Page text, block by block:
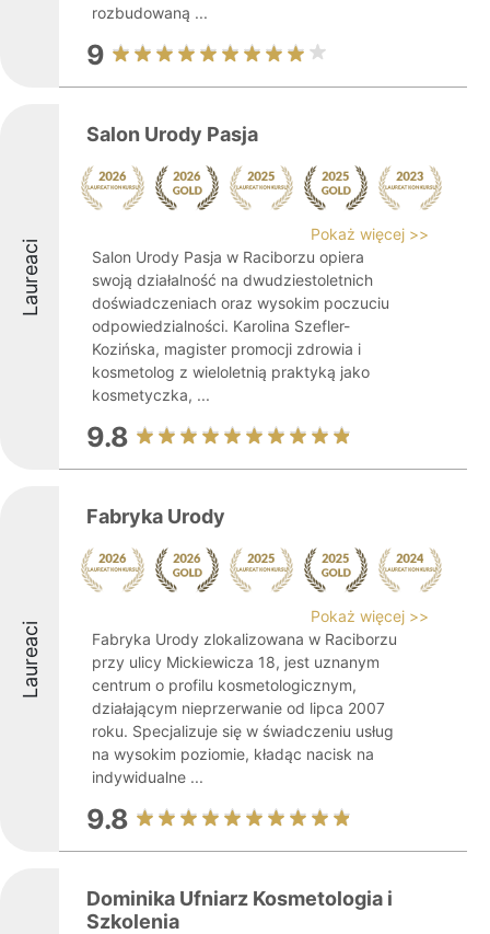
rozbudowaną ...
9
Laureaci
Salon Urody Pasja
Pokaż więcej >>
Salon Urody Pasja w Raciborzu opiera
swoją działalność na dwudziestoletnich
doświadczeniach oraz wysokim poczuciu
odpowiedzialności. Karolina Szefler-
Kozińska, magister promocji zdrowia i
kosmetolog z wieloletnią praktyką jako
kosmetyczka, ...
9.8
Laureaci
Fabryka Urody
Pokaż więcej >>
Fabryka Urody zlokalizowana w Raciborzu
przy ulicy Mickiewicza 18, jest uznanym
centrum o profilu kosmetologicznym,
działającym nieprzerwanie od lipca 2007
roku. Specjalizuje się w świadczeniu usług
na wysokim poziomie, kładąc nacisk na
indywidualne ...
9.8
Dominika Ufniarz Kosmetologia i
Szkolenia